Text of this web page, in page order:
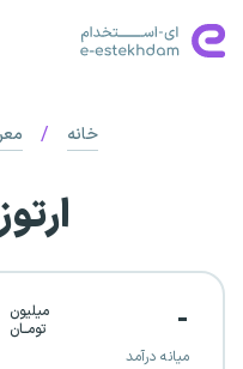
خانه /
-
میلیون
تومــان
میانه درآمد